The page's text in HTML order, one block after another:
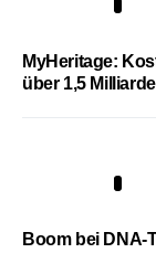
MyHeritage:
über 1,5
Boom bei